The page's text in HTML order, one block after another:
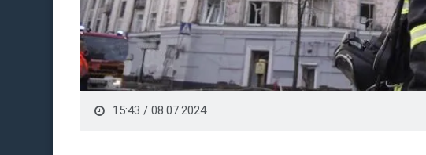
15:43 / 08.07.2024